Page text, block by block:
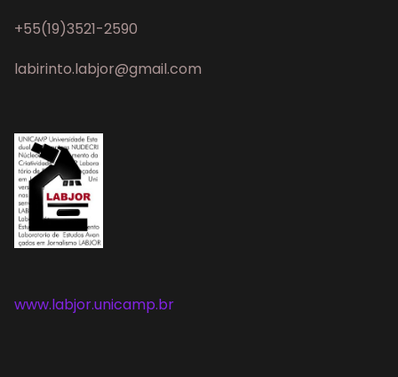
+55(19)3521-2590
labirinto.labjor@gmail.com
www.labjor.unicamp.br